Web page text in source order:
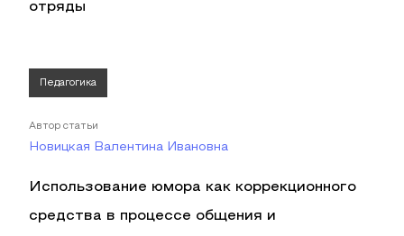
отряды
Педагогика
Автор статьи
Новицкая Валентина Ивановна
Использование юмора как коррекционного
средства в процессе общения и